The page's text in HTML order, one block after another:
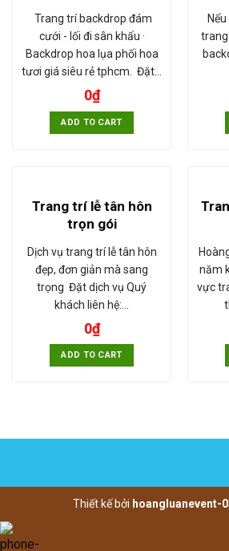
Trang trí backdrop đám
cưới - lối đi sân khấu ·
Backdrop hoa lụa phối hoa
tươi giá siêu rẻ tphcm. Đặt…
0₫
ADD TO CART
trang
Trang trí lễ tân hôn
trọn gói
Dịch vụ trang trí lễ tân hôn
đẹp, đơn giản mà sang
trọng Đặt dịch vụ Quý
khách liên hệ:…
0₫
ADD TO CART
năm
vực
Thiết kế bởi hoangluanevent-